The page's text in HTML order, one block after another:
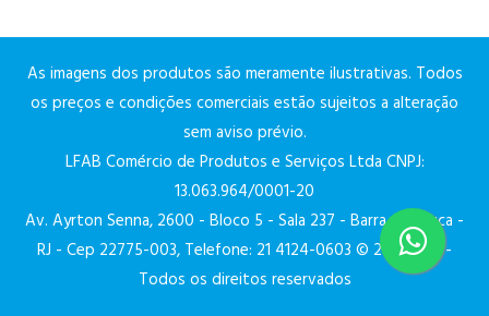
As imagens dos produtos são meramente ilustrativas. Todos
os preços e condições comerciais estão sujeitos a alteração
sem aviso prévio.
LFAB Comércio de Produtos e Serviços Ltda CNPJ:
13.063.964/0001-20
Av. Ayrton Senna, 2600 - Bloco 5 - Sala 237 - Barra da Tijuca -
RJ - Cep 22775-003, Telefone: 21 4124-0603 © 2026 Lfar -
Todos os direitos reservados